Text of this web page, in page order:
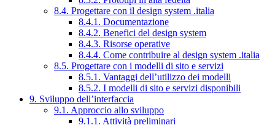
8.4. Progettare con il design system .italia
8.4.1. Documentazione
8.4.2. Benefici del design system
8.4.3. Risorse operative
8.4.4. Come contribuire al design system .italia
8.5. Progettare con i modelli di sito e servizi
8.5.1. Vantaggi dell’utilizzo dei modelli
8.5.2. I modelli di sito e servizi disponibili
9. Sviluppo dell’interfaccia
9.1. Approccio allo sviluppo
9.1.1. Attività preliminari